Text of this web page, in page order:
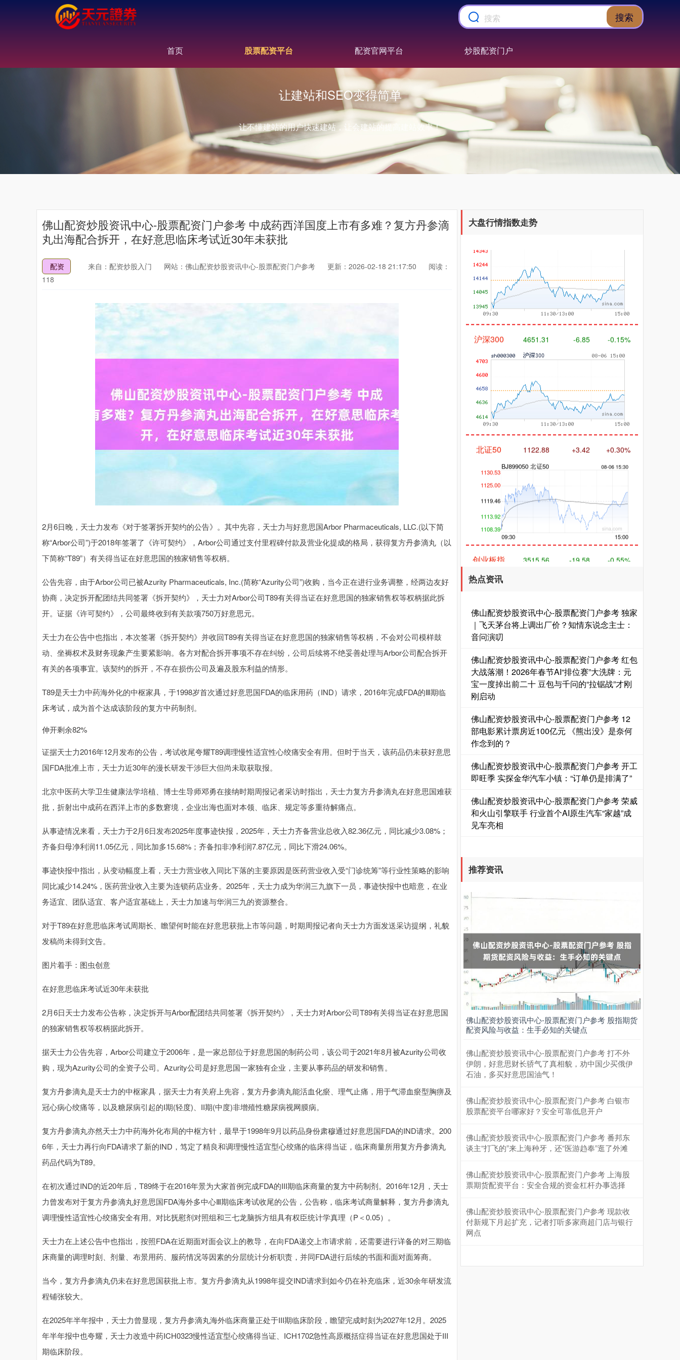
搜索
首页 股票配资平台 配资官网平台 炒股配资门户
让建站和SEO变得简单
让不懂建站的用户快速建站，让会建站的提高建站效率！
佛山配资炒股资讯中心-股票配资门户参考 中成药西洋国度上市有多难？复方丹参滴
丸出海配合拆开，在好意思临床考试近30年未获批
配资 来自：配资炒股入门 网站：佛山配资炒股资讯中心-股票配资门户参考 更新：2026-02-18 21:17:50
阅读：
118
2月6日晚，天士力发布《对于签署拆开契约的公告》。其中先容，天士力与好意思国Arbor Pharmaceuticals, LLC.(以下简
称“Arbor公司”)于2018年签署了《许可契约》，Arbor公司通过支付里程碑付款及营业化提成的格局，获得复方丹参滴丸（以
下简称“T89”）有关得当证在好意思国的独家销售等权柄。
公告先容，由于Arbor公司已被Azurity Pharmaceuticals, Inc.(简称“Azurity公司”)收购，当今正在进行业务调整，经两边友好
协商，决定拆开配团结共同签署《拆开契约》，天士力对Arbor公司T89有关得当证在好意思国的独家销售权等权柄据此拆
开。证据《许可契约》，公司最终收到有关款项750万好意思元。
天士力在公告中也指出，本次签署《拆开契约》并收回T89有关得当证在好意思国的独家销售等权柄，不会对公司模样鼓
动、坐褥权术及财务现象产生要紧影响。各方对配合拆开事项不存在纠纷，公司后续将不绝妥善处理与Arbor公司配合拆开
有关的各项事宜。该契约的拆开，不存在损伤公司及遍及股东利益的情形。
T89是天士力中药海外化的中枢家具，于1998岁首次通过好意思国FDA的临床用药（IND）请求，2016年完成FDA的Ⅲ期临
床考试，成为首个达成该阶段的复方中药制剂。
伸开剩余82%
证据天士力2016年12月发布的公告，考试收尾夸耀T89调理慢性适宜性心绞痛安全有用。但时于当天，该药品仍未获好意思
国FDA批准上市，天士力近30年的漫长研发干涉巨大但尚未取获取报。
北京中医药大学卫生健康法学培植、博士生导师邓勇在接纳时期周报记者采访时指出，天士力复方丹参滴丸在好意思国难获
批，折射出中成药在西洋上市的多数窘境，企业出海也面对本领、临床、规定等多重待解痛点。
从事迹情况来看，天士力于2月6日发布2025年度事迹快报，2025年，天士力齐备营业总收入82.36亿元，同比减少3.08%；
齐备归母净利润11.05亿元，同比加多15.68%；齐备扣非净利润7.87亿元，同比下滑24.06%。
事迹快报中指出，从变动幅度上看，天士力营业收入同比下落的主要原因是医药营业收入受“门诊统筹”等行业性策略的影响
同比减少14.24%，医药营业收入主要为连锁药店业务。2025年，天士力成为华润三九旗下一员，事迹快报中也暗意，在业
务适宜、团队适宜、客户适宜基础上，天士力加速与华润三九的资源整合。
对于T89在好意思临床考试周期长、瞻望何时能在好意思获批上市等问题，时期周报记者向天士力方面发送采访提纲，礼貌
发稿尚未得到文告。
图片着手：图虫创意
在好意思临床考试近30年未获批
2月6日天士力发布公告称，决定拆开与Arbor配团结共同签署《拆开契约》，天士力对Arbor公司T89有关得当证在好意思国
的独家销售权等权柄据此拆开。
据天士力公告先容，Arbor公司建立于2006年，是一家总部位于好意思国的制药公司，该公司于2021年8月被Azurity公司收
购，现为Azurity公司的全资子公司。Azurity公司是好意思国一家独有企业，主要从事药品的研发和销售。
复方丹参滴丸是天士力的中枢家具，据天士力有关府上先容，复方丹参滴丸能活血化瘀、理气止痛，用于气滞血瘀型胸痹及
冠心病心绞痛等，以及糖尿病引起的I期(轻度)、II期(中度)非增殖性糖尿病视网膜病。
复方丹参滴丸亦然天士力中药海外化布局的中枢方针，最早于1998年9月以药品身份肃穆通过好意思国FDA的IND请求。200
6年，天士力再行向FDA请求了新的IND，笃定了精良和调理慢性适宜型心绞痛的临床得当证，临床商量所用复方丹参滴丸
药品代码为T89。
在初次通过IND的近20年后，T89终于在2016年景为大家首例完成FDA的III期临床商量的复方中药制剂。2016年12月，天士
力曾发布对于复方丹参滴丸好意思国FDA海外多中心Ⅲ期临床考试收尾的公告，公告称，临床考试商量解释，复方丹参滴丸
调理慢性适宜性心绞痛安全有用。对比抚慰剂对照组和三七龙脑拆方组具有权臣统计学真理（P＜0.05）。
天士力在上述公告中也指出，按照FDA在近期面对面会议上的教导，在向FDA递交上市请求前，还需要进行详备的对三期临
床商量的调理时刻、剂量、布景用药、服药情况等因素的分层统计分析职责，并同FDA进行后续的书面和面对面筹商。
当今，复方丹参滴丸仍未在好意思国获批上市。复方丹参滴丸从1998年提交IND请求到如今仍在补充临床，近30余年研发流
程铺张较大。
在2025年半年报中，天士力曾显现，复方丹参滴丸海外临床商量正处于III期临床阶段，瞻望完成时刻为2027年12月。2025
年半年报中也夸耀，天士力改造中药ICH0323慢性适宜型心绞痛得当证、ICH1702急性高原概括症得当证在好意思国处于III
期临床阶段。
大盘行情指数走势
3900.35 +21.92 +0.57%
沪深300 4651.31 -6.85 -0.15%
北证50 1122.88 +3.42 +0.30%
创业板指 -0.55%
期指IC0
上证综指 3900.35 +21.92 +0.57%
热点资讯
佛山配资炒股资讯中心-股票配资门户参考 独家
｜飞天茅台将上调出厂价？知情东说念主士：
音问演叨
佛山配资炒股资讯中心-股票配资门户参考 红包
大战落潮！2026年春节AI“排位赛”大洗牌：元
宝一度掉出前二十 豆包与千问的“拉锯战”才刚
刚启动
佛山配资炒股资讯中心-股票配资门户参考 12
部电影累计票房近100亿元 《熊出没》是奈何
作念到的？
佛山配资炒股资讯中心-股票配资门户参考 开工
即旺季 实探金华汽车小镇：“订单仍是排满了”
佛山配资炒股资讯中心-股票配资门户参考 荣威
和火山引擎联手 行业首个AI原生汽车“家越”成
见车亮相
推荐资讯
佛山配资炒股资讯中心-股票配资门户参考 股指期货
配资风险与收益：生手必知的关键点
佛山配资炒股资讯中心-股票配资门户参考 打不外
伊朗，好意思财长骄气了真相貌，劝中国少买俄伊
石油，多买好意思国油气！
佛山配资炒股资讯中心-股票配资门户参考 白银市
股票配资平台哪家好？安全可靠低息开户
佛山配资炒股资讯中心-股票配资门户参考 番邦东
谈主“打飞的”来上海种牙，还“医游趋奉”逛了外滩
佛山配资炒股资讯中心-股票配资门户参考 上海股
票期货配资平台：安全合规的资金杠杆办事选择
佛山配资炒股资讯中心-股票配资门户参考 现款收
付新规下月起扩充，记者打听多家商超门店与银行
网点